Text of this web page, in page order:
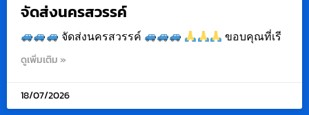
จัดส่งนครสวรรค์
จัดส่งนครสวรรค์ ขอบคุณที่เรี
ดูเพิ่มเติม »
18/07/2026